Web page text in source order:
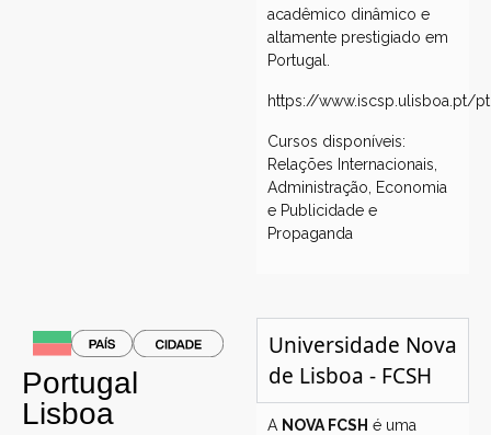
acadêmico dinâmico e
altamente prestigiado em
Portugal.
https://www.iscsp.ulisboa.pt/pt
Cursos disponíveis:
Relações Internacionais,
Administração, Economia
e Publicidade e
Propaganda
Portugal
Lisboa
Universidade Nova
de Lisboa - FCSH
A NOVA FCSH é uma